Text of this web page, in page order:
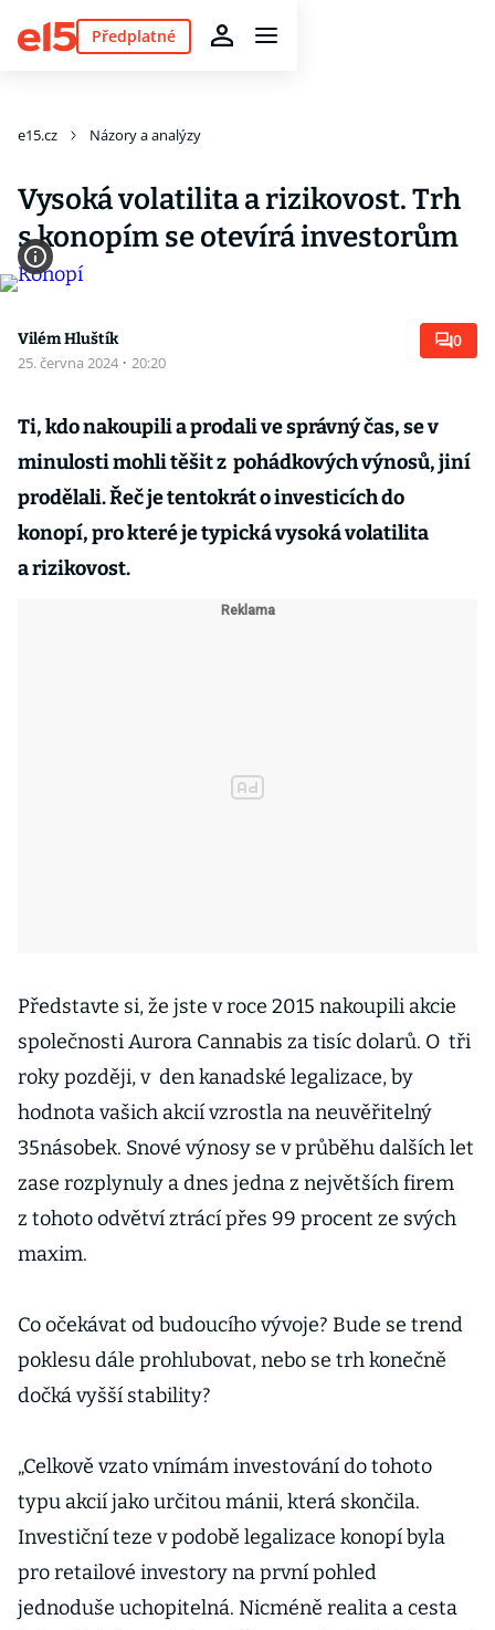
Předplatné
e15.cz Názory a analýzy
Vysoká volatilita a rizikovost. Trh
s konopím se otevírá investorům
Vilém Hluštík
25. června 2024 · 20:20
0
Ti, kdo nakoupili a prodali ve správný čas, se v
minulosti mohli těšit z pohádkových výnosů, jiní
prodělali. Řeč je tentokrát o investicích do
konopí, pro které je typická vysoká volatilita
a rizikovost.
Představte si, že jste v roce 2015 nakoupili akcie
společnosti Aurora Cannabis za tisíc dolarů. O tři
roky později, v den kanadské legalizace, by
hodnota vašich akcií vzrostla na neuvěřitelný
35násobek. Snové výnosy se v průběhu dalších let
zase rozplynuly a dnes jedna z největších firem
z tohoto odvětví ztrácí přes 99 procent ze svých
maxim.
Co očekávat od budoucího vývoje? Bude se trend
poklesu dále prohlubovat, nebo se trh konečně
dočká vyšší stability?
„Celkově vzato vnímám investování do tohoto
typu akcií jako určitou mánii, která skončila.
Investiční teze v podobě legalizace konopí byla
pro retailové investory na první pohled
jednoduše uchopitelná. Nicméně realita a cesta